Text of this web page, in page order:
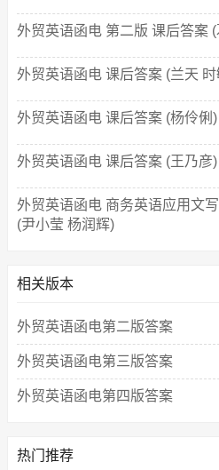
外贸英语函电 第二版 课后答案
外贸英语函电 课后答案 (兰天 时
外贸英语函电 课后答案 (杨伶俐)
外贸英语函电 课后答案 (王乃彦)
外贸英语函电 商务英语应用文
(尹小莹 杨润辉)
相关版本
外贸英语函电第二版答案
外贸英语函电第三版答案
外贸英语函电第四版答案
热门推荐